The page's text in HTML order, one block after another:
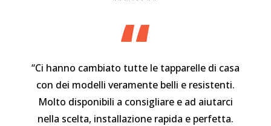
“
“Ci hanno cambiato tutte le tapparelle di casa
con dei modelli veramente belli e resistenti.
Molto disponibili a consigliare e ad aiutarci
nella scelta, installazione rapida e perfetta.